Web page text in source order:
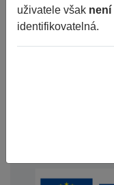
Průměr
Konstrukce
uživatele však není
identifikovatelná.